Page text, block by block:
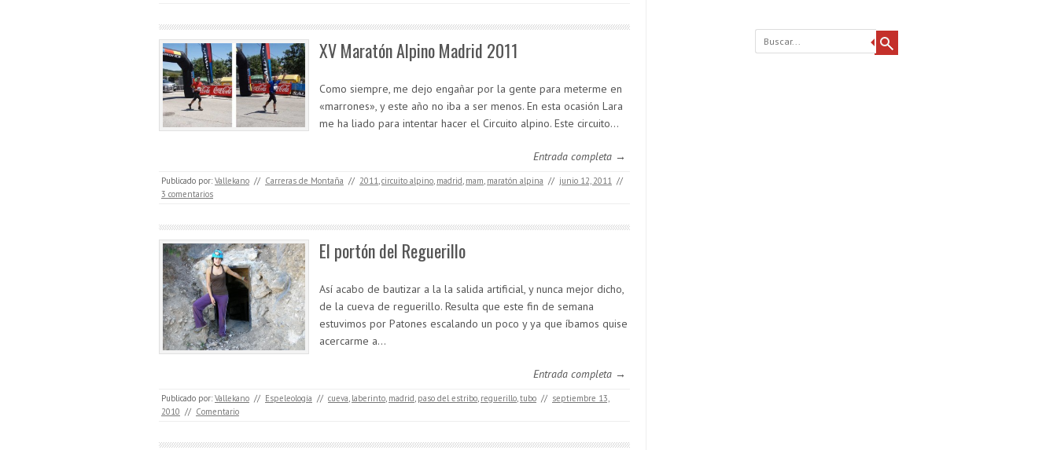
XV Maratón Alpino Madrid 2011
Como siempre, me dejo engañar por la gente para meterme en
«marrones», y este año no iba a ser menos. En esta ocasión Lara
me ha liado para intentar hacer el Circuito alpino. Este circuito…
Entrada completa →
Publicado por: Vallekano // Carreras de Montaña // 2011,circuito alpino, madrid, mam, maratón alpina // junio 12, 2011 //
3 comentarios
El portón del Reguerillo
Así acabo de bautizar a la la salida artificial, y nunca mejor dicho,
de la cueva de reguerillo. Resulta que este fin de semana
estuvimos por Patones escalando un poco y ya que íbamos quise
acercarme a…
Entrada completa →
Publicado por: Vallekano // Espeleología // cueva, laberinto, madrid, paso del estribo, reguerillo,tubo // septiembre 13,
2010 // Comentario